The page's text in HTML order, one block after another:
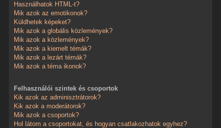
Használhatok HTML-t?
Mik azok az emotikonok?
Küldhetek képeket?
Mik azok a globális közlemények?
Mik azok a közlemények?
Mik azok a kiemelt témák?
Mik azok a lezárt témák?
Mik azok a téma ikonok?
Felhasználói szintek és csoportok
Kik azok az adminisztrátorok?
Kik azok a moderátorok?
Mik azok a csoportok?
Hol látom a csoportokat, és hogyan csatlakozhatok egyhez?